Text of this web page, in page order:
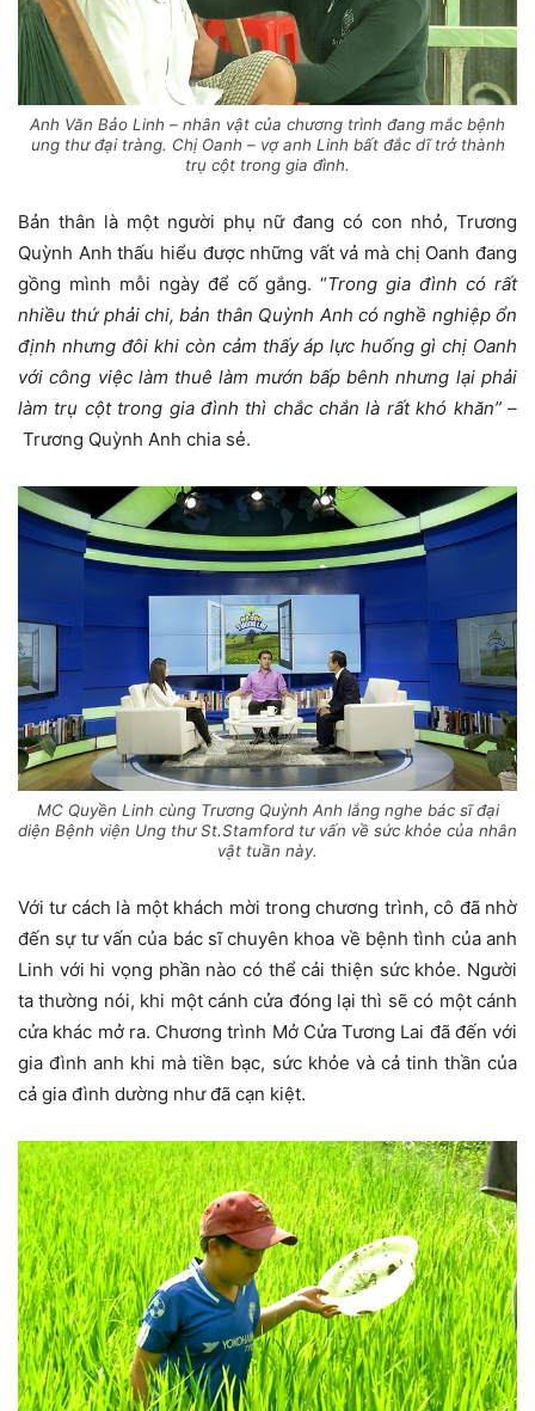
Anh Văn Bảo Linh – nhân vật của chương trình đang mắc bệnh
ung thư đại tràng. Chị Oanh – vợ anh Linh bất đắc dĩ trở thành
trụ cột trong gia đình.
Bản thân là một người phụ nữ đang có con nhỏ, Trương
Quỳnh Anh thấu hiểu được những vất vả mà chị Oanh đang
gồng mình mỗi ngày để cố gắng. “Trong gia đình có rất
nhiều thứ phải chi, bản thân Quỳnh Anh có nghề nghiệp ổn
định nhưng đôi khi còn cảm thấy áp lực huống gì chị Oanh
với công việc làm thuê làm mướn bấp bênh nhưng lại phải
làm trụ cột trong gia đình thì chắc chắn là rất khó khăn” –
Trương Quỳnh Anh chia sẻ.
MC Quyền Linh cùng Trương Quỳnh Anh lắng nghe bác sĩ đại
diện Bệnh viện Ung thư St.Stamford tư vấn về sức khỏe của nhân
vật tuần này.
Với tư cách là một khách mời trong chương trình, cô đã nhờ
đến sự tư vấn của bác sĩ chuyên khoa về bệnh tình của anh
Linh với hi vọng phần nào có thể cải thiện sức khỏe. Người
ta thường nói, khi một cánh cửa đóng lại thì sẽ có một cánh
cửa khác mở ra. Chương trình Mở Cửa Tương Lai đã đến với
gia đình anh khi mà tiền bạc, sức khỏe và cả tinh thần của
cả gia đình dường như đã cạn kiệt.